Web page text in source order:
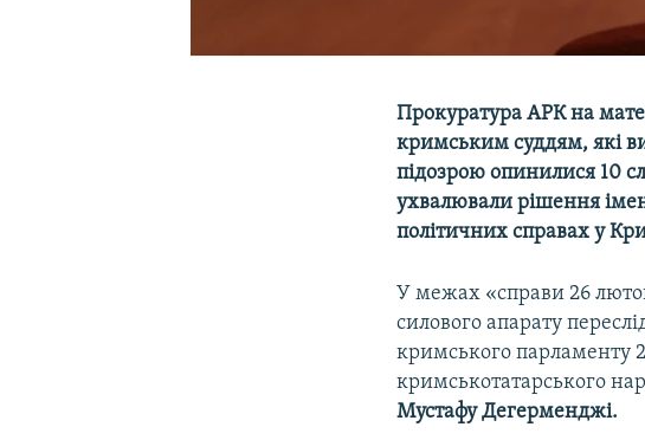
Прокуратура АРК на
кримським суддям, які
підозрою опинилися 10
ухвалювали рішення
політичних справах у
У межах «справи 26
силового апарату
кримського парламенту
кримськотатарського
Мустафу Дегерменджі.